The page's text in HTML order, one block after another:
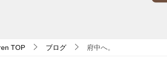
TOP ブログ 府中へ。